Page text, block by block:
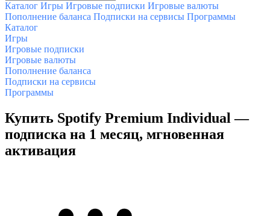
Каталог Игры Игровые подписки Игровые валюты
Пополнение баланса Подписки на сервисы Программы
Каталог
Игры
Игровые подписки
Игровые валюты
Пополнение баланса
Подписки на сервисы
Программы
Купить Spotify Premium Individual —
подписка на 1 месяц, мгновенная
активация